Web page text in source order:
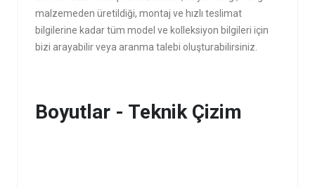
malzemeden üretildiği, montaj ve hızlı teslimat
bilgilerine kadar tüm model ve kolleksiyon bilgileri için
bizi arayabilir veya aranma talebi oluşturabilirsiniz.
Boyutlar - Teknik Çizim